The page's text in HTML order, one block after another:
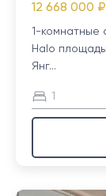
12 668 000 ₽
1-комнатные
Halo
Янг...
1